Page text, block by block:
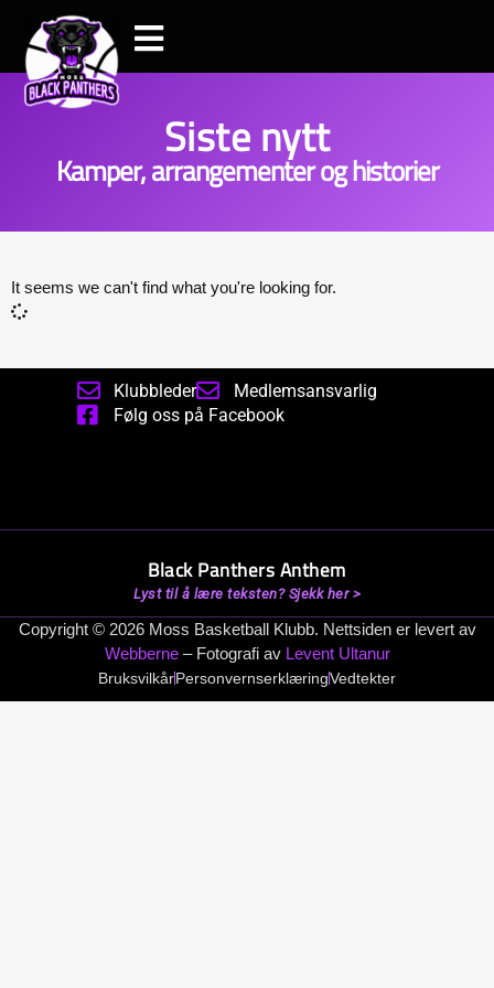
Siste nytt
Kamper, arrangementer og historier
It seems we can't find what you're looking for.
Klubbleder
Medlemsansvarlig
Følg oss på Facebook
Black Panthers Anthem
Lyst til å lære teksten? Sjekk her >
Copyright © 2026 Moss Basketball Klubb. Nettsiden er levert av
Webberne – Fotografi av Levent Ultanur
BruksvilkårPersonvernserklæringVedtekter